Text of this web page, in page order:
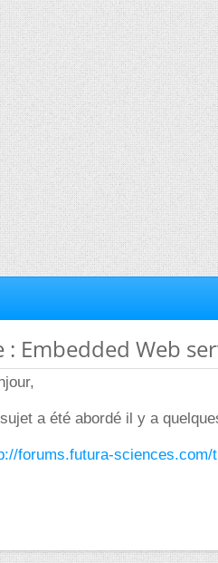
: Embedded Web
a été abordé il y a
forums.futura-sciences.com/